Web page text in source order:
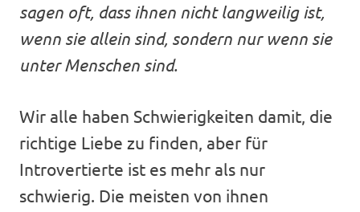
sagen oft, dass ihnen nicht langweilig ist,
wenn sie allein sind, sondern nur wenn sie
unter Menschen sind.
Wir alle haben Schwierigkeiten damit, die
richtige Liebe zu finden, aber für
Introvertierte ist es mehr als nur
schwierig. Die meisten von ihnen